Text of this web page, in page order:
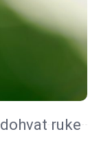
ruke